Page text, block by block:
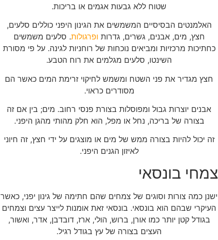
שטוח ללא גבעות אגמים או בריכות.
האלמנטים הבסיסיים המשמשים את הגינון היפני כוללים סלעים,
חצץ, מים, אבנים, גשרים, גדרות ופרגולות. סלעים משמשים
כחתיכות מרכזיות ומביאים נוכחות של רוחניות לגינה. על פי מסורת
השינטו, סלעים מגלמים את רוח הטבע.
חצץ מגדיר את פני השטח ומשמש לחיקוי זרימת המים כאשר הם
מסודרים כראוי.
אבנים יוצרות גבול ומפוסלות בצורת פנסי רחוב. מים; בין אם זה
בצורה של בריכה, נחל או מפל, הוא חלק מהותי מהגן היפני.
זה יכול להיות בצורה ממש של מים או מוצגים על ידי חצץ, זה חיוני
לאיזון הגנים היפני.
צמחי בונסאי
ישנן כמה צורות וסוגים של צמחים שהם חתימה של גינון יפני, כאשר
העיקרי שבהם הוא בונסאי. בונסאי זאת אומנות לייצר עצים וצמחים
בגודל קטן יותר כמו אורן, ברוש, הולי, ארז, דובדבן, אדר, ואשור,
העצים בצורה של עץ בגודל רגיל.